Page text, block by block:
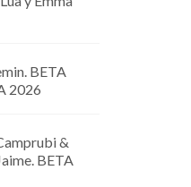
BETA
2026
&
BETA